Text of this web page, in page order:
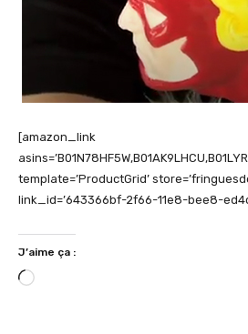
[amazon_link
template=’ProductGrid’
link_id=’643366bf-2f66-11e8-bee8-
J’aime ça :
C